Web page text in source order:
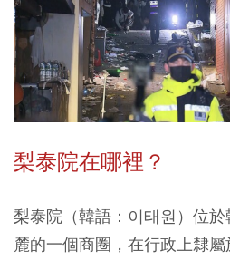
梨泰院在哪裡？
梨泰院（韓語：이태원）位
麓的一個商圈，在行政上隸